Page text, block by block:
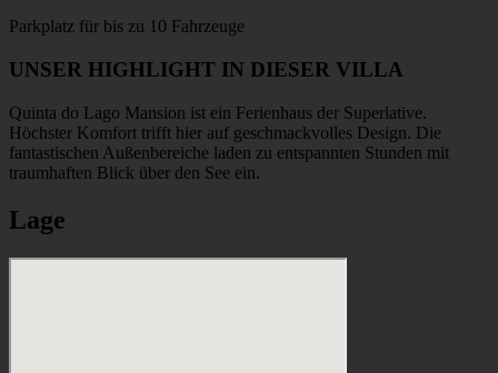
Parkplatz für bis zu 10 Fahrzeuge
UNSER HIGHLIGHT IN DIESER VILLA
Quinta do Lago Mansion ist ein Ferienhaus der Superlative.
Höchster Komfort trifft hier auf geschmackvolles Design. Die
fantastischen Außenbereiche laden zu entspannten Stunden mit
traumhaften Blick über den See ein.
Lage